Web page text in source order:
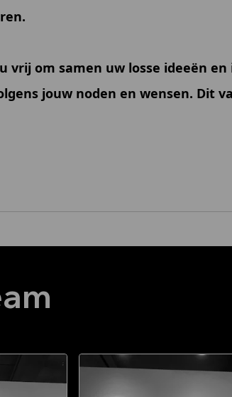
vrij om samen uw losse ideeën
jouw noden en wensen. Dit